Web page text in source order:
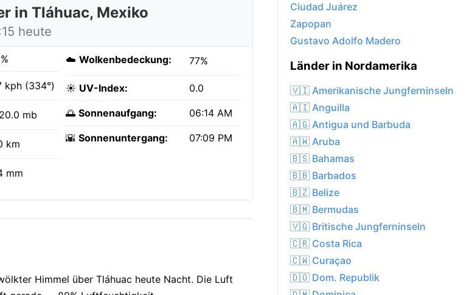
in Tláhuac, Mexiko
heute
kph (334°)
mb
km
mm
☁️ Wolkenbedeckung: 77%
☀️ UV-Index: 0.0
🌅 Sonnenaufgang: 06:14 AM
🌇 Sonnenuntergang: 07:09 PM
Himmel über Tláhuac heute Nacht. Die Luft
Ciudad Juárez
Zapopan
Gustavo Adolfo Madero
Länder in Nordamerika
🇻🇮 Amerikanische Jungferninseln
🇦🇮 Anguilla
🇦🇬 Antigua und Barbuda
🇦🇼 Aruba
🇧🇸 Bahamas
🇧🇧 Barbados
🇧🇿 Belize
🇧🇲 Bermudas
🇻🇬 Britische Jungferninseln
🇨🇷 Costa Rica
🇨🇼 Curaçao
🇩🇴 Dom. Republik